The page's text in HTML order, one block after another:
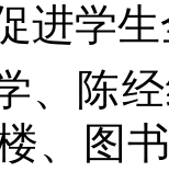
进学
、陈
、图